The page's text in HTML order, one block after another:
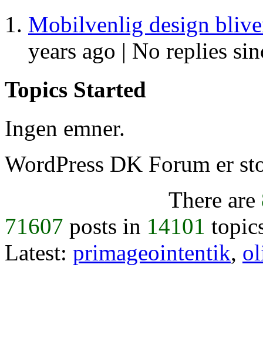
Mobilvenlig design
years ago | No replies
Topics Started
Ingen emner.
WordPress DK Forum er
There are
71607 posts in 14101
Latest: primageointentik,